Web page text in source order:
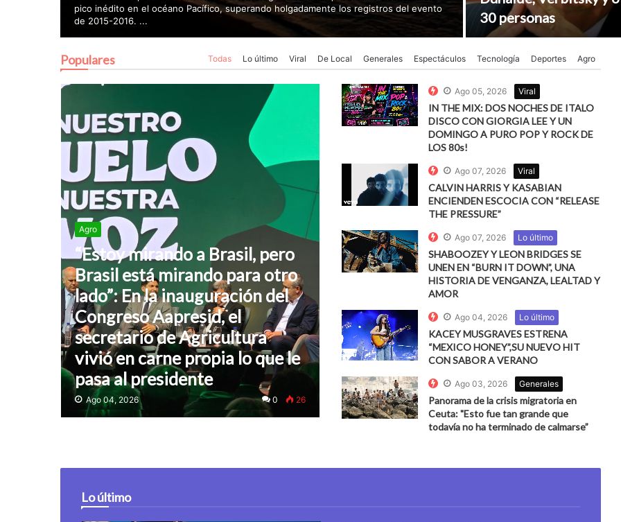
pico inédito en el océano Pacífico, superando holgadamente los registros del evento
de 2015-2016. ...
30 personas
Populares Todas Lo último Viral De Local Generales Espectáculos Tecnologí­a Deportes Agro
Agro
“Estoy mirando a Brasil, pero
Brasil está mirando para otro
lado”: En la inauguración del
Congreso Aapresid, el
secretario de Agricultura
vivió en carne propia lo que le
pasa al presidente
Ago 04, 2026 0 26
Ago 05, 2026 Viral
IN THE MIX: DOS NOCHES DE ITALO
DISCO CON GIORGIA LEE Y UN
DOMINGO A PURO POP Y ROCK DE
LOS 80s!
Ago 07, 2026 Viral
CALVIN HARRIS Y KASABIAN
ENCIENDEN ESCOCIA CON “RELEASE
THE PRESSURE”
Ago 07, 2026 Lo último
SHABOOZEY Y LEON BRIDGES SE
UNEN EN “BURN IT DOWN”, UNA
HISTORIA DE VENGANZA, LEALTAD Y
AMOR
Ago 04, 2026 Lo último
KACEY MUSGRAVES ESTRENA
“MEXICO HONEY”,SU NUEVO HIT
CON SABOR A VERANO
Ago 03, 2026 Generales
Panorama de la crisis migratoria en
Ceuta: "Esto fue tan grande que
todavía no ha terminado de calmarse”
Lo último